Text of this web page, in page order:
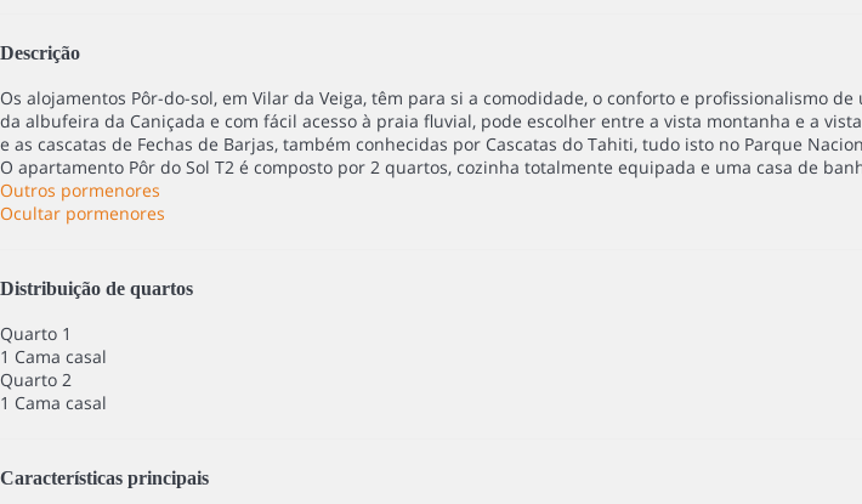
Descrição
Os alojamentos Pôr-do-sol, em Vilar da Veiga, têm para si a comodidade, o conforto e profissionalismo
da albufeira da Caniçada e com fácil acesso à praia fluvial, pode escolher entre a vista montanha e a
e as cascatas de Fechas de Barjas, também conhecidas por Cascatas do Tahiti, tudo isto no Parque
O apartamento Pôr do Sol T2 é composto por 2 quartos, cozinha totalmente equipada e uma casa de
Outros pormenores
Ocultar pormenores
Distribuição de quartos
Quarto 1
1 Cama casal
Quarto 2
1 Cama casal
Características principais